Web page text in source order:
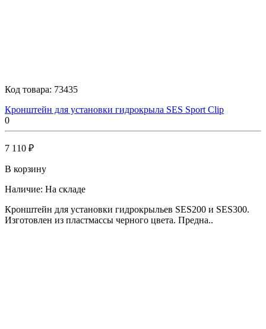
Код товара: 73435
Кронштейн для установки гидрокрыла SES Sport Clip
0
7 110 ₽
В корзину
Наличие: На складе
Кронштейн для установки гидрокрыльев SES200 и SES300.
Изготовлен из пластмассы черного цвета. Предна..